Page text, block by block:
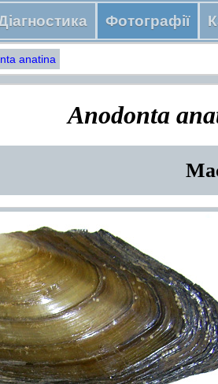
Фотографії
anatina
Anodonta